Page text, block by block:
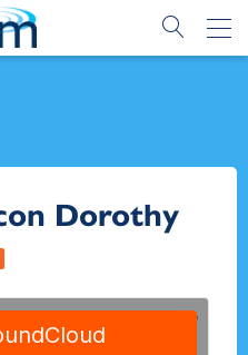
Dorothy